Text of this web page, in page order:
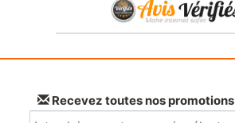
Recevez toutes nos